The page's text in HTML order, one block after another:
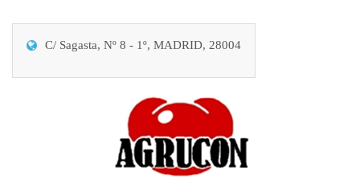
C/ Sagasta, Nº 8 - 1º, MADRID, 28004